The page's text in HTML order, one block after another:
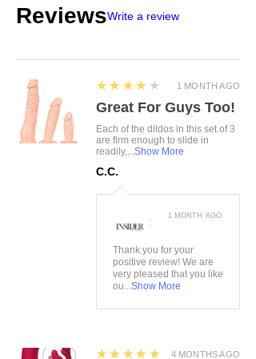
ReviewsWrite a review
1 MONTH AGO
4
★★★★★
Great For Guys Too!
Each of the dildos in this set of 3
are firm enough to slide in
readily,...Show More
C.C.
:
Thank you for your
positive review! We are
very pleased that you like
ou...Show More
1 MONTH AGO
4 MONTHS AGO
5
★★★★★